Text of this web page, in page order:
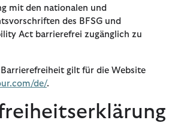
mit den nationalen und
des BFSG und
Act barrierefrei zugänglich zu
Barrierefreiheit gilt für die Website
de/.